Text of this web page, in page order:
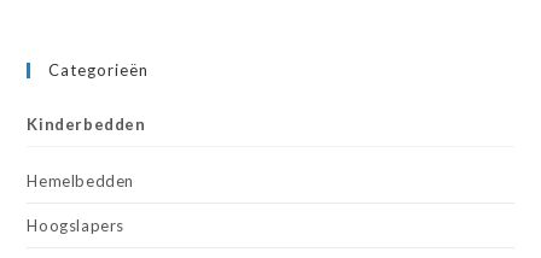
Categorieën
Kinderbedden
Hemelbedden
Hoogslapers